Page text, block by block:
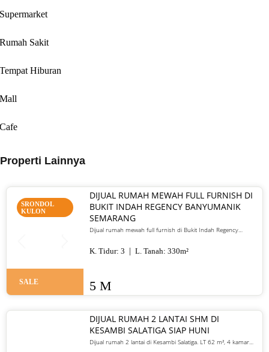
Supermarket
Rumah Sakit
Tempat Hiburan
Mall
Cafe
Properti Lainnya
SRONDOL
KULON
SALE
DIJUAL RUMAH MEWAH FULL FURNISH DI
BUKIT INDAH REGENCY BANYUMANIK
SEMARANG
Dijual rumah mewah full furnish di Bukit Indah Regency
premium. Harga 5 M nego
K. Tidur: 3 L. Tanah: 330m²
5 M
DIJUAL RUMAH 2 LANTAI SHM DI
KESAMBI SALATIGA SIAP HUNI
Dijual rumah 2 lantai di Kesambi Salatiga. LT 62 m², 4 kamar